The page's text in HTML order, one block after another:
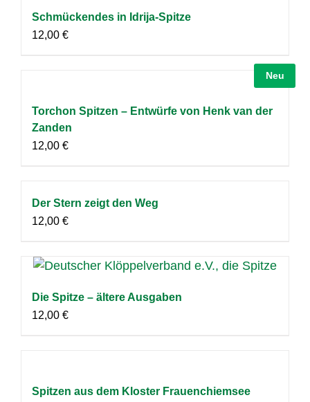
Schmückendes in Idrija-Spitze
12,00 €
Neu
Torchon Spitzen – Entwürfe von Henk van der
Zanden
12,00 €
Der Stern zeigt den Weg
12,00 €
Die Spitze – ältere Ausgaben
12,00 €
Spitzen aus dem Kloster Frauenchiemsee